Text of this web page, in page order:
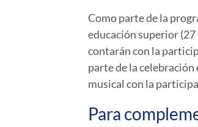
Como parte de la
educación superior
contarán con la
parte de la
musical con la
Para